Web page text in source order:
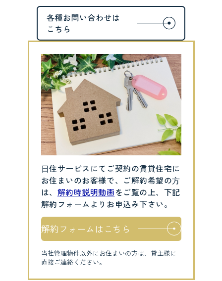
⽇住サービスにてご契約の賃貸住宅に
お住まいのお客様で、ご解約希望の⽅
は、 解約時説明動画をご覧の上、下記
解約フォームよりお申込み下さい。
解約フォームはこちら
当社管理物件以外にお住まいの方は、貸主様に
直接ご連絡ください。